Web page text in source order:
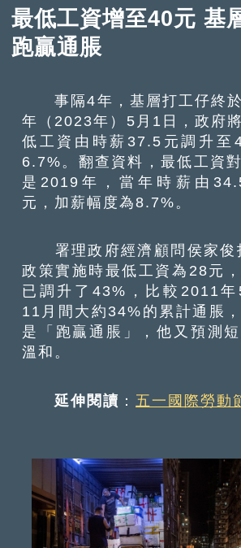
最低工資增至40元 基
跑贏通脹
事隔4年，基層打工仔終於
年（2023年）5月1日，政府
低工資由時薪37.5元調升至
6.7%。翻查資料，最低工資
是2019年，當年時薪由
元，加薪幅度為8.7%。
署理政府經濟顧問侯家俊
政策實施時最低工資為28元
已調升了43%，比較2011
11月間大約34%的累計通脹
是「跑贏通脹」，他又預測
溫和。
延伸閱讀 ： 五一國際勞動